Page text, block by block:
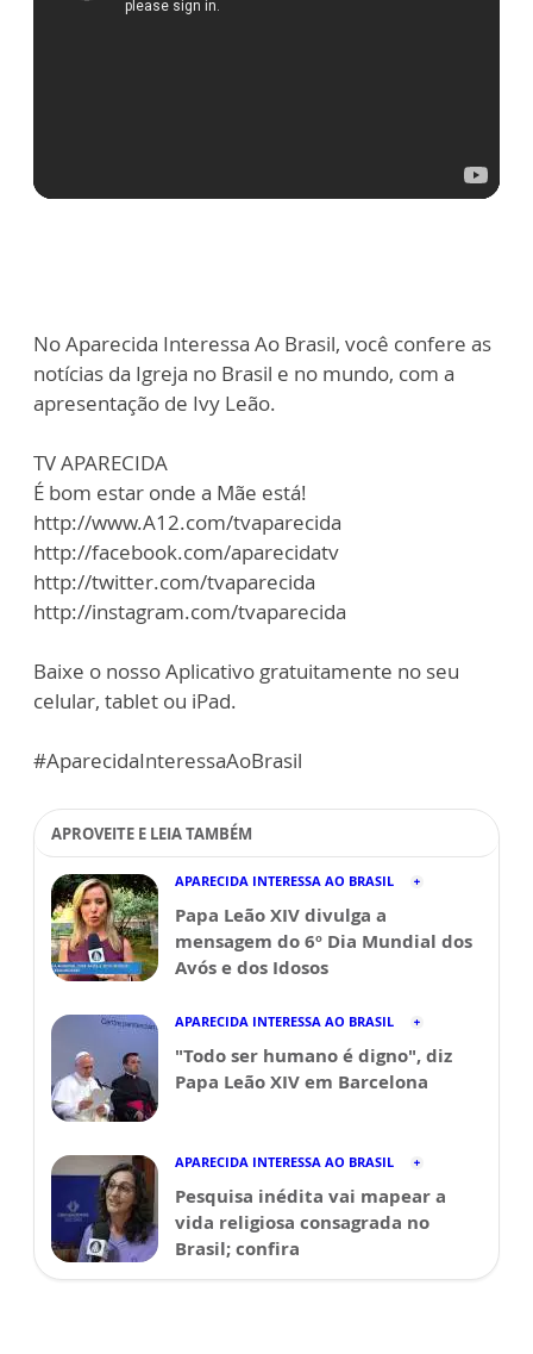
No Aparecida Interessa Ao Brasil, você confere as
notícias da Igreja no Brasil e no mundo, com a
apresentação de Ivy Leão.
TV APARECIDA
É bom estar onde a Mãe está!
http://www.A12.com/tvaparecida
http://facebook.com/aparecidatv
http://twitter.com/tvaparecida
http://instagram.com/tvaparecida
Baixe o nosso Aplicativo gratuitamente no seu
celular, tablet ou iPad.
#AparecidaInteressaAoBrasil
APROVEITE E LEIA TAMBÉM
APARECIDA INTERESSA AO BRASIL
Papa Leão XIV divulga a
mensagem do 6º Dia Mundial dos
Avós e dos Idosos
APARECIDA INTERESSA AO BRASIL
"Todo ser humano é digno", diz
Papa Leão XIV em Barcelona
APARECIDA INTERESSA AO BRASIL
Pesquisa inédita vai mapear a
vida religiosa consagrada no
Brasil; confira